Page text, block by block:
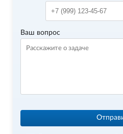
Ваш вопрос